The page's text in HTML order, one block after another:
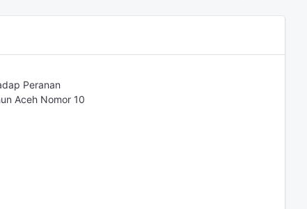
Peranan
Aceh Nomor 10